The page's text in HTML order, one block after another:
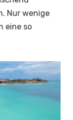
Nur wenige
eine so